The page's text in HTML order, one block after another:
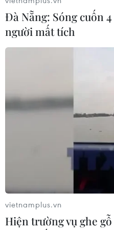
CƠ QUAN CHỦ QUẢN: THÔNG TẤN XÃ
Tổng Biên tập: TRẦN TIẾN
Phó Tổng Biên tập:
Sở hữu trí tuệ
RSS
Đà Nẵng: Sóng cuốn
người mất tích
vietnamplus.vn
Hiện trường vụ ghe